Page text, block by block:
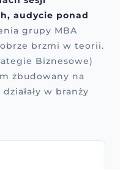
audycie ponad
grupy MBA
brzmi w teorii.
Biznesowe)
zbudowany na
w branży